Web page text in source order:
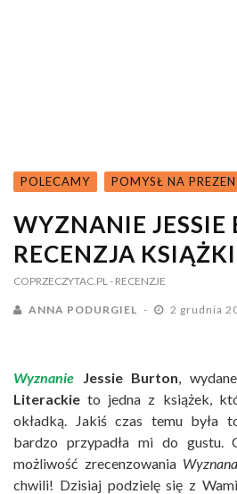
POLECAMY POMYSŁ NA
WYZNANIE JESSIE
RECENZJA KSIĄŻKI
COPRZECZYTAC.PL - RECENZJE
ANNA PODURGIEL 2 grudnia
Wyznanie Jessie Burton,
Literackie to jedna z książek,
okładką. Jakiś czas temu była
bardzo przypadła mi do gustu.
możliwość zrecenzowania
chwili! Dzisiaj podzielę się z